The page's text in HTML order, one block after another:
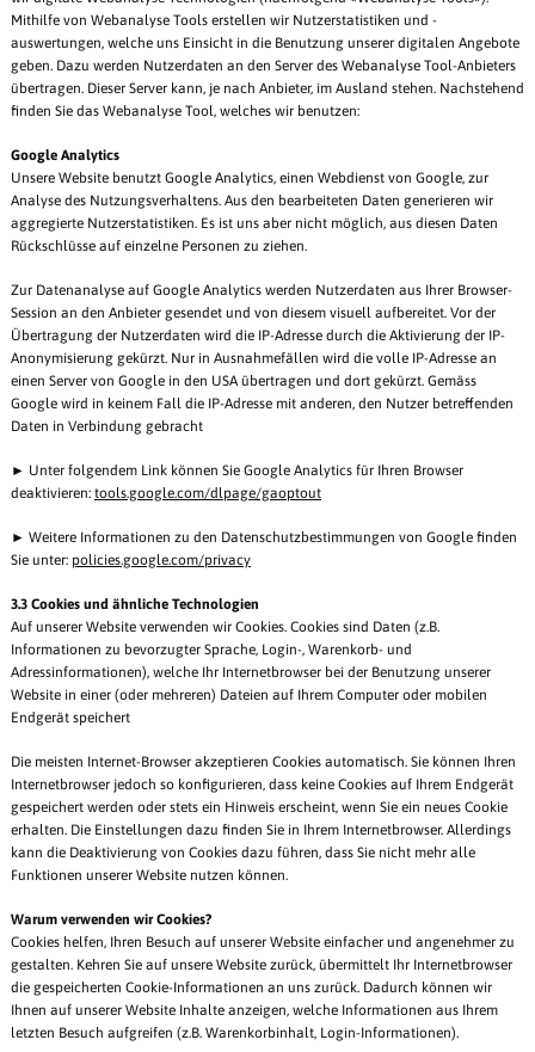
Mithilfe von Webanalyse Tools erstellen wir Nutzerstatistiken und -
auswertungen, welche uns Einsicht in die Benutzung unserer digitalen Angebote
geben. Dazu werden Nutzerdaten an den Server des Webanalyse Tool-Anbieters
übertragen. Dieser Server kann, je nach Anbieter, im Ausland stehen. Nachstehend
finden Sie das Webanalyse Tool, welches wir benutzen:
Google Analytics
Unsere Website benutzt Google Analytics, einen Webdienst von Google, zur
Analyse des Nutzungsverhaltens. Aus den bearbeiteten Daten generieren wir
aggregierte Nutzerstatistiken. Es ist uns aber nicht möglich, aus diesen Daten
Rückschlüsse auf einzelne Personen zu ziehen.
Zur Datenanalyse auf Google Analytics werden Nutzerdaten aus Ihrer Browser-
Session an den Anbieter gesendet und von diesem visuell aufbereitet. Vor der
Übertragung der Nutzerdaten wird die IP-Adresse durch die Aktivierung der IP-
Anonymisierung gekürzt. Nur in Ausnahmefällen wird die volle IP-Adresse an
einen Server von Google in den USA übertragen und dort gekürzt. Gemäss
Google wird in keinem Fall die IP-Adresse mit anderen, den Nutzer betreffenden
Daten in Verbindung gebracht
► Unter folgendem Link können Sie Google Analytics für Ihren Browser
deaktivieren: tools.google.com/dlpage/gaoptout
► Weitere Informationen zu den Datenschutzbestimmungen von Google finden
Sie unter: policies.google.com/privacy
3.3 Cookies und ähnliche Technologien
Auf unserer Website verwenden wir Cookies. Cookies sind Daten (z.B.
Informationen zu bevorzugter Sprache, Login-, Warenkorb- und
Adressinformationen), welche Ihr Internetbrowser bei der Benutzung unserer
Website in einer (oder mehreren) Dateien auf Ihrem Computer oder mobilen
Endgerät speichert
Die meisten Internet-Browser akzeptieren Cookies automatisch. Sie können Ihren
Internetbrowser jedoch so konfigurieren, dass keine Cookies auf Ihrem Endgerät
gespeichert werden oder stets ein Hinweis erscheint, wenn Sie ein neues Cookie
erhalten. Die Einstellungen dazu finden Sie in Ihrem Internetbrowser. Allerdings
kann die Deaktivierung von Cookies dazu führen, dass Sie nicht mehr alle
Funktionen unserer Website nutzen können.
Warum verwenden wir Cookies?
Cookies helfen, Ihren Besuch auf unserer Website einfacher und angenehmer zu
gestalten. Kehren Sie auf unsere Website zurück, übermittelt Ihr Internetbrowser
die gespeicherten Cookie-Informationen an uns zurück. Dadurch können wir
Ihnen auf unserer Website Inhalte anzeigen, welche Informationen aus Ihrem
letzten Besuch aufgreifen (z.B. Warenkorbinhalt, Login-Informationen).